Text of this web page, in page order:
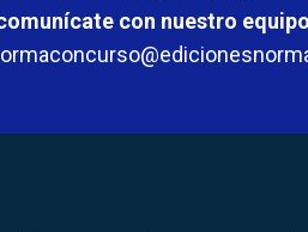
con nuestro equipo